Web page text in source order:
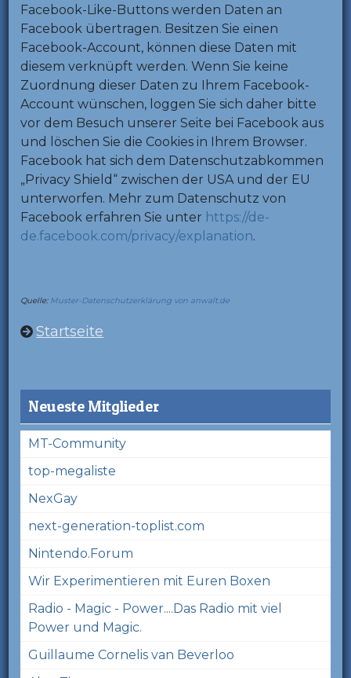
Facebook-Like-Buttons werden Daten an
Facebook übertragen. Besitzen Sie einen
Facebook-Account, können diese Daten mit
diesem verknüpft werden. Wenn Sie keine
Zuordnung dieser Daten zu Ihrem Facebook-
Account wünschen, loggen Sie sich daher bitte
vor dem Besuch unserer Seite bei Facebook aus
und löschen Sie die Cookies in Ihrem Browser.
Facebook hat sich dem Datenschutzabkommen
„Privacy Shield“ zwischen der USA und der EU
unterworfen. Mehr zum Datenschutz von
Facebook erfahren Sie unter https://de-
de.facebook.com/privacy/explanation.
Quelle: Muster-Datenschutzerklärung von anwalt.de
Startseite
Neueste Mitglieder
MT-Community
top-megaliste
NexGay
next-generation-toplist.com
Nintendo.Forum
Wir Experimentieren mit Euren Boxen
Radio - Magic - Power....Das Radio mit viel
Power und Magic.
Guillaume Cornelis van Beverloo